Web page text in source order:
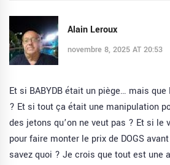
Alain Leroux
novembre 8, 2025 AT 20:53
Et si BABYDB était un piège… mais
? Et si tout ça était une manipulation
des jetons qu’on ne veut pas ? Et si le
pour faire monter le prix de DOGS
savez quoi ? Je crois que tout est une